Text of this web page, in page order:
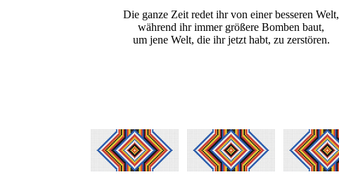
Die ganze Zeit redet ihr von einer besseren Welt,
während ihr immer größere Bomben baut,
um jene Welt, die ihr jetzt habt, zu zerstören.